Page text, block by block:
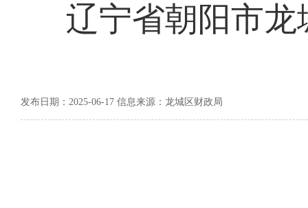
辽宁省朝阳市龙
发布日期：2025-06-17 信息来源：龙城区财政局